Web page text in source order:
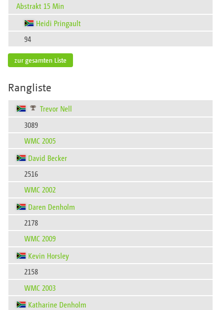
Abstrakt 15 Min
Heidi Pringault
94
zur gesamten Liste
Rangliste
Trevor Nell
3089
WMC 2005
David Becker
2516
WMC 2002
Daren Denholm
2178
WMC 2009
Kevin Horsley
2158
WMC 2003
Katharine Denholm